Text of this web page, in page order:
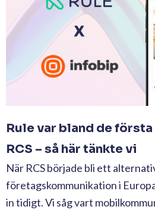
Rule var bland de
RCS – så här tänkte vi
När RCS började bli ett
företagskommunikation i
in tidigt. Vi såg vart